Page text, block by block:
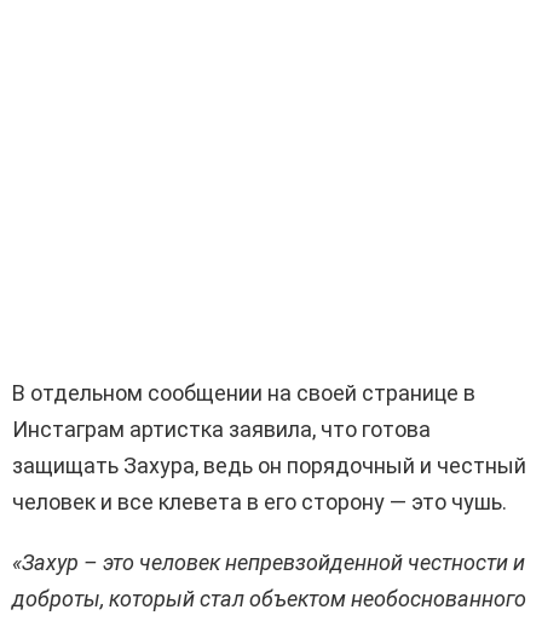
В отдельном сообщении на своей странице в
Инстаграм артистка заявила, что готова
защищать Захура, ведь он порядочный и честный
человек и все клевета в его сторону — это чушь.
«Захур – это человек непревзойденной честности и
доброты, который стал объектом необоснованного